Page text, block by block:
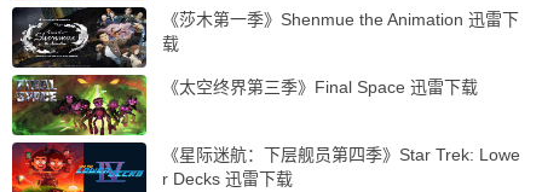
《莎木第一季》Shenmue the Animation 迅雷下
载
《太空终界第三季》Final Space 迅雷下载
《星际迷航：下层舰员第四季》Star Trek: Lowe
r Decks 迅雷下载